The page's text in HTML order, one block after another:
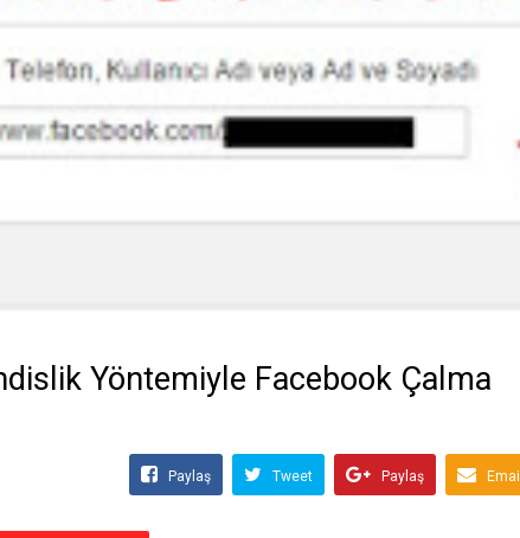
Yöntemiyle Facebook Çalma
Paylaş Tweet Paylaş Email